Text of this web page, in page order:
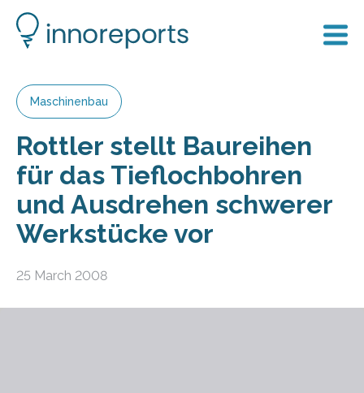
Maschinenbau
Rottler stellt Baureihen
für das Tieflochbohren
und Ausdrehen schwerer
Werkstücke vor
25 March 2008